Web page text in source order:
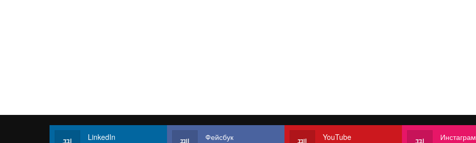
LinkedIn Фейсбук YouTube Инстаграм